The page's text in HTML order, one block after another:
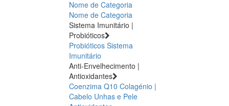
Nome de Categoria
Nome de Categoria
Sistema Imunitário |
Probióticos
Probióticos Sistema
Imunitário
Anti-Envelhecimento |
Antioxidantes
Coenzima Q10 Colagénio |
Cabelo Unhas e Pele